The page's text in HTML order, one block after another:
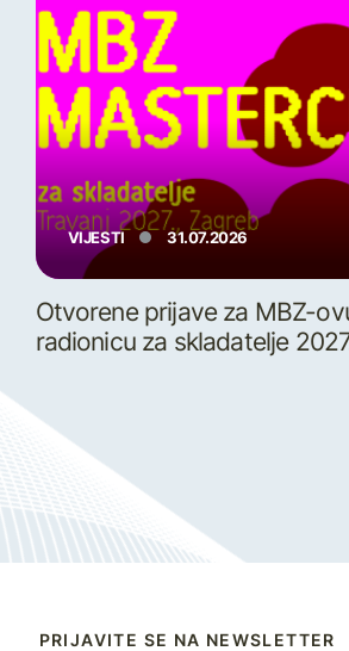
VIJESTI 31.07.2026
Otvorene prijave za MBZ-
radionicu za skladatelje
PRIJAVITE SE NA NEWSLETTER